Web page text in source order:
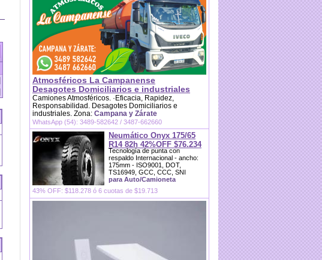
Atmosféricos La Campanense
Desagotes Domiciliarios e industriales
Camiones Atmosféricos. ·Eficacia, Rapidez,
Responsabilidad. Desagotes Domiciliarios e
industriales. Zona: Campana y Zárate
WhatsApp (54): 3489-582642 / 3487-662660
Neumático Onyx 175/65
R14 82h 42%OFF $76.234
Tecnología de punta con
respaldo Internacional - ancho:
175mm - ISO9001, DOT,
TS16949, GCC, CCC, SNI
para Auto/Camioneta
43% OFF: $118.278 ó 6 cuotas de $19.713